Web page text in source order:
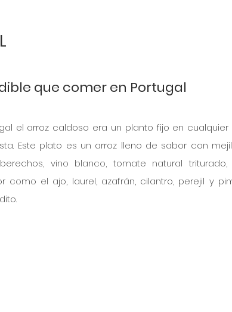
que comer en Portugal
el arroz caldoso era un planto fijo en cualquier
Este plato es un arroz lleno de sabor con
vino blanco, tomate natural
el ajo, laurel, azafrán, cilantro, perejil y